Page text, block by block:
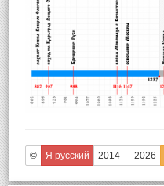
© Я русский 2014 — 2026